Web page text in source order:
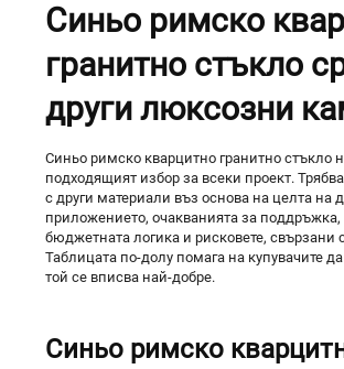
Синьо римско
гранитно стъкло
други люксозни
Синьо римско кварцитно гранитно стъкло
подходящият избор за всеки проект.
с други материали въз основа на целта на
приложението, очакванията за поддръжка,
бюджетната логика и рисковете, свързани
Таблицата по-долу помага на купувачите
той се вписва най-добре.
Синьо римско